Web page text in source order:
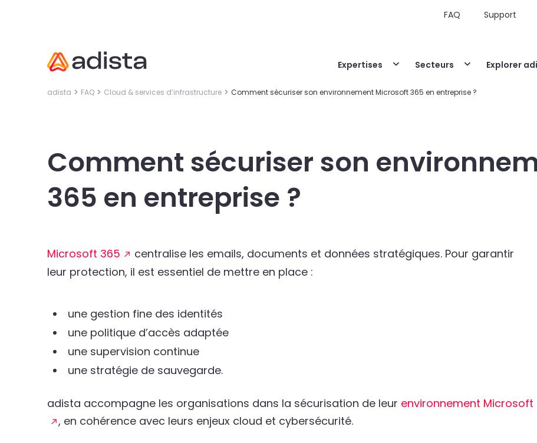
FAQ Support
Expertises Secteurs Explorer
adista FAQ Cloud & services d’infrastructure Comment sécuriser son environnement Microsoft 365 en entreprise ?
Comment sécuriser son
365 en entreprise ?
Microsoft 365
centralise les emails, documents et données stratégiques. Pour garantir
leur protection, il est essentiel de mettre en place :
une gestion fine des identités
une politique d’accès adaptée
une supervision continue
une stratégie de sauvegarde.
adista accompagne les organisations dans la sécurisation de leur environnement Microsoft
, en cohérence avec leurs enjeux cloud et cybersécurité.